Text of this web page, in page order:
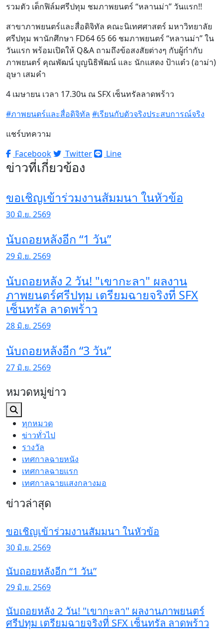
รวมตัว เด็กฟิล์มศรีปทุม ชมภาพยนตร์ “หลานม่า” วันแรก!!
สาขาภาพยนตร์และสื่อดิจิทัล คณะนิเทศศาสตร์ มหาวิทยาลัย
ศรีปทุม พานักศึกษา FD64 65 66 ชมภาพยนตร์ “หลานม่า” ใน
วันแรก พร้อมเปิดให้ Q&A ถามถึงข้อสงสัยต่างๆ กับผู้กำกับ
ภาพยนตร์ คุณพัฒน์ บุญนิธิพัฒน์ และ นักแสดง ป้าแต๋ว (อาม่า)
อุษา เสมคำ
4 เมษายน เวลา 17.30น ณ SFX เซ็นทรัลลาดพร้าว
#ภาพยนตร์และสื่อดิจิทัล #เรียนกับตัวจริงประสบการณ์จริง
แชร์บทความ
Facebook
Twitter Line
ข่าวที่เกี่ยวข้อง
ขอเชิญเข้าร่วมงานสัมมนา ในหัวข้อ
30 มิ.ย. 2569
นับถอยหลังอีก “1 วัน”
29 มิ.ย. 2569
นับถอยหลัง 2 วัน! "เขากะลา" ผลงาน
ภาพยนตร์ศรีปทุม เตรียมฉายจริงที่ SFX
เซ็นทรัล ลาดพร้าว
28 มิ.ย. 2569
นับถอยหลังอีก “3 วัน”
27 มิ.ย. 2569
หมวดหมู่ข่าว
ทุกหมวด
ข่าวทั่วไป
รางวัล
เทศกาลฉายหนัง
เทศกาลฉายแรก
เทศกาลฉายแสงกลางมอ
ข่าวล่าสุด
ขอเชิญเข้าร่วมงานสัมมนา ในหัวข้อ
30 มิ.ย. 2569
นับถอยหลังอีก “1 วัน”
29 มิ.ย. 2569
นับถอยหลัง 2 วัน! "เขากะลา" ผลงานภาพยนตร์
ศรีปทุม เตรียมฉายจริงที่ SFX เซ็นทรัล ลาดพร้าว